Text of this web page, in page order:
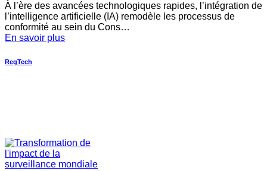
À l’ère des avancées technologiques rapides, l’intégration de
l’intelligence artificielle (IA) remodèle les processus de
conformité au sein du Cons…
En savoir plus
RegTech